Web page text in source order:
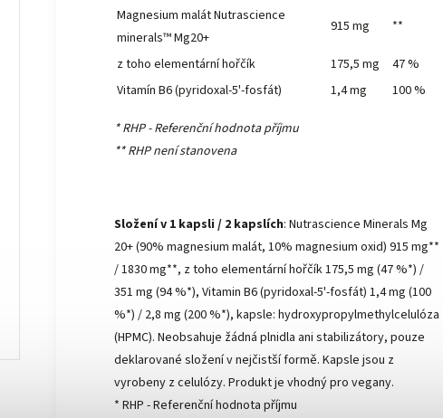
Magnesium malát Nutrascience
minerals™ Mg20+
915 mg **
z toho elementární hořčík 175,5 mg
47 %
Vitamín B6 (pyridoxal-5'-fosfát)
1,4 mg 100 %
* RHP - Referenční hodnota příjmu
** RHP není stanovena
Složení v 1 kapsli / 2 kapslích: Nutrascience Minerals Mg
20+ (90% magnesium malát, 10% magnesium oxid) 915 mg**
/ 1830 mg**, z toho elementární hořčík 175,5 mg (47 %*) /
351 mg (94 %*), Vitamin B6 (pyridoxal-5'-fosfát) 1,4 mg (100
%*) / 2,8 mg (200 %*), kapsle: hydroxypropylmethylcelulóza
(HPMC). Neobsahuje žádná plnidla ani stabilizátory, pouze
deklarované složení v nejčistší formě. Kapsle jsou z
vyrobeny z celulózy. Produkt je vhodný pro vegany.
* RHP - Referenční hodnota příjmu